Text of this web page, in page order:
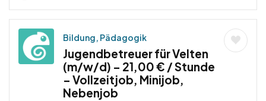
Bildung, Pädagogik
Jugendbetreuer für Velten
(m/w/d) – 21,00 € / Stunde
– Vollzeitjob, Minijob,
Nebenjob